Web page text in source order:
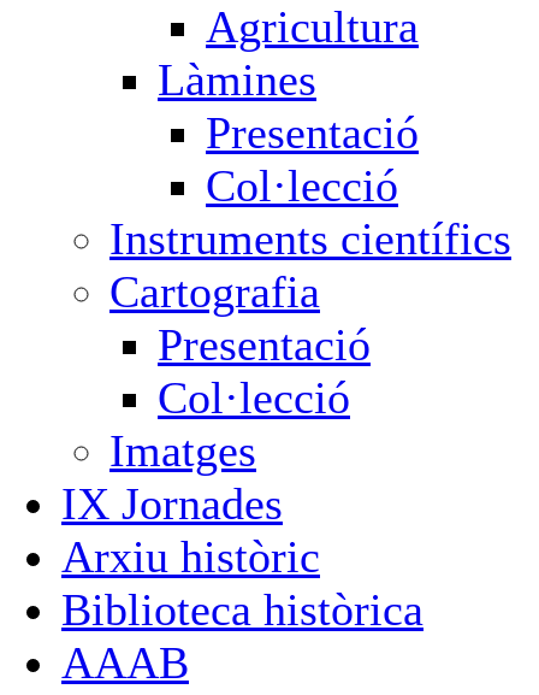
Agricultura
Làmines
Presentació
Col·lecció
Instruments científics
Cartografia
Presentació
Col·lecció
Imatges
IX Jornades
Arxiu històric
Biblioteca històrica
AAAB